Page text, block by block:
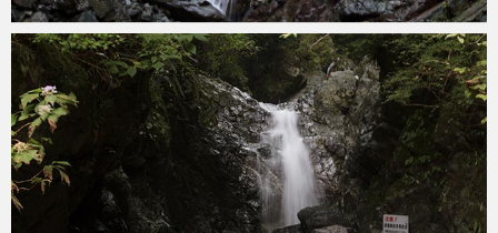
konoha 2019年8月28日